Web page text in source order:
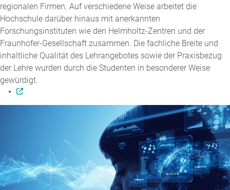
regionalen Firmen. Auf verschiedene Weise arbeitet die
Hochschule darüber hinaus mit anerkannten
Forschungsinstituten wie den Helmholtz-Zentren und der
Fraunhofer-Gesellschaft zusammen. Die fachliche Breite und
inhaltliche Qualität des Lehrangebotes sowie der Praxisbezug
der Lehre wurden durch die Studenten in besonderer Weise
gewürdigt.